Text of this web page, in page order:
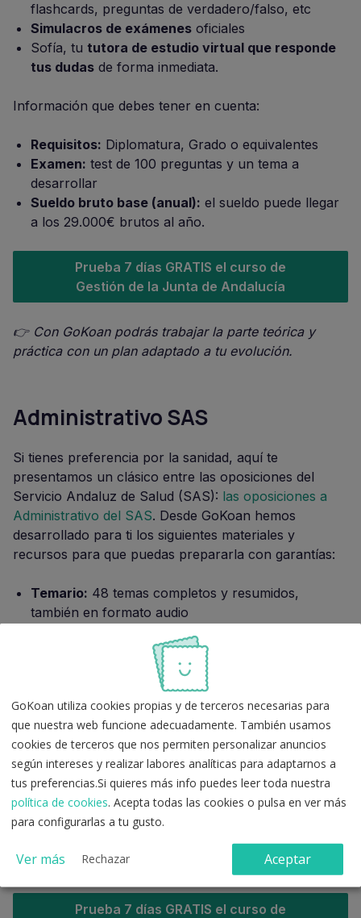
flashcards, preguntas de verdadero/falso, etc
Simulacros de exámenes oficiales
Sofía, tu tutora de estudio virtual que responde
tus dudas de forma inmediata.
Información que debes tener en cuenta:
Requisitos: Diplomatura, Grado o equivalentes
Examen: test de 100 preguntas y un tema a
desarrollar
Sueldo bruto base (anual): el sueldo puede llegar
a los 29.000€ brutos al año.
Prueba 7 días GRATIS el curso de
Gestión de la Junta de Andalucía
👉 Con GoKoan podrás trabajar la parte teórica y
práctica con un plan adaptado a tu evolución.
Administrativo SAS
Si tienes preferencia por la sanidad, aquí te
presentamos un clásico entre las oposiciones del
Servicio Andaluz de Salud (SAS): las oposiciones a
Administrativo del SAS. Desde GoKoan hemos
desarrollado para ti los siguientes materiales y
recursos para que puedas prepararla con garantías:
Temario: 48 temas completos y resumidos,
también en formato audio
Banco de preguntas:más de 10.000 preguntas
actividades de memorización
flashcards, preguntas de verdadero/falso, etc
Simulacros de exámenesoficiales
Sofía, tututora de estudio virtual que responde
tus dudas de forma inmediata.
Información a tener en cuenta:
Bachillerato o equivalente
Examen:test teórico-práctico con 100 preguntas
Prueba 7 días GRATIS el curso de
GoKoan utiliza cookies propias y de terceros necesarias para
que nuestra web funcione adecuadamente. También usamos
cookies de terceros que nos permiten personalizar anuncios
según intereses y realizar labores analíticas para adaptarnos a
tus preferencias.Si quieres más info puedes leer toda nuestra
política de cookies. Acepta todas las cookies o pulsa en ver más
para configurarlas a tu gusto.
Ver más Rechazar Aceptar